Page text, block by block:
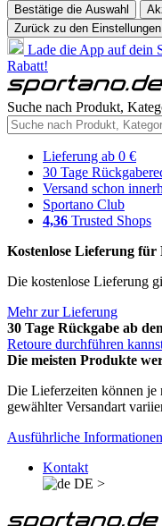
Bestätige die Auswahl
Zurück zu den Einstellungen
Lade die App auf dein
Rabatt!
Suche nach Produkt,
Lieferung ab 0 €
30 Tage
Versand schon
Sportano Club
4,36 Trusted Shops
Kostenlose Lieferung für
Die kostenlose Lieferung
Mehr zur Lieferung
30 Tage Rückgabe ab
Retoure durchführen
Die meisten Produkte
Die Lieferzeiten können je
gewählter Versandart
Ausführliche
Kontakt
DE >